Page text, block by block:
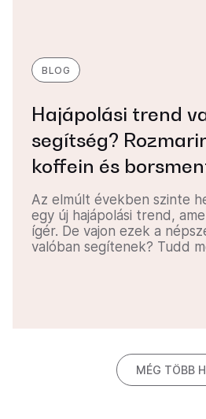
BLOG
Hajápolási trend
segítség?
koffein és
Az elmúlt években szinte
egy új hajápolási trend,
ígér. De vajon ezek a
valóban segítenek? Tudd
MÉG TÖBB